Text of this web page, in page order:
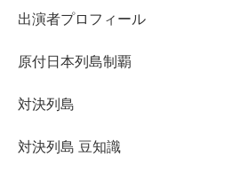
出演者プロフィール
原付日本列島制覇
対決列島
対決列島 豆知識